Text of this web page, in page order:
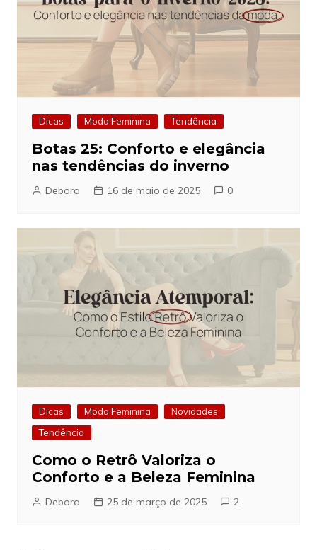
Dicas Moda Feminina Tendência
Botas 25: Conforto e elegância
nas tendências do inverno
Debora 16 de maio de 2025 0
Dicas Moda Feminina
Novidades
Tendência
Como o Retrô Valoriza o
Conforto e a Beleza Feminina
Debora 25 de março de 2025 2